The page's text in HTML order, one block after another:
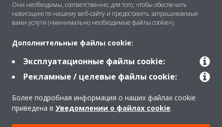
Решения
Помощь
Продукты
Они необходимы, соответственно, для того, чтобы обеспечить
навигацию по нашему веб-сайту и предоставить запрашиваемые
вами услуги («минимально необходимые файлы cookie»).
Дополнительные файлы cookie:
Эксплуатационные файлы cookie:
Рекламные / целевые файлы cookie:
Более подробная информация о наших файлах cookie
приведена в Уведомлении о файлах cookie.